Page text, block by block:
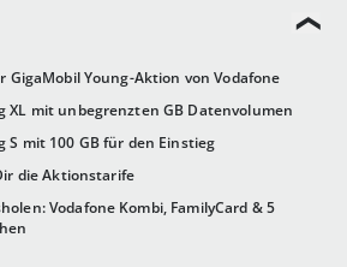
GigaMobil Young-Aktion von Vodafone
XL mit unbegrenzten GB Datenvolumen
S mit 100 GB für den Einstieg
die Aktionstarife
Vodafone Kombi, FamilyCard & 5